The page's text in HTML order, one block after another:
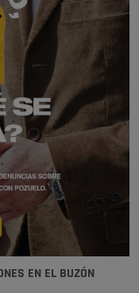
EN EL BUZÓN